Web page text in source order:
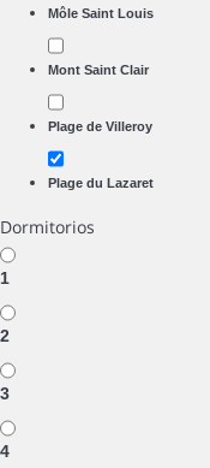
Môle Saint Louis
Mont Saint Clair
Plage de Villeroy
Plage du Lazaret
Dormitorios
1
2
3
4